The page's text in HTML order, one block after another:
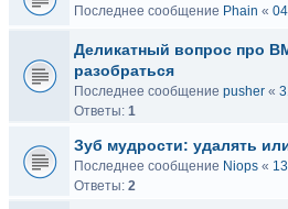
Последнее сообщение Phain «
Деликатный вопрос про
разобраться
Последнее сообщение pusher «
Ответы: 1
Зуб мудрости: удалять
Последнее сообщение Niops «
Ответы: 2